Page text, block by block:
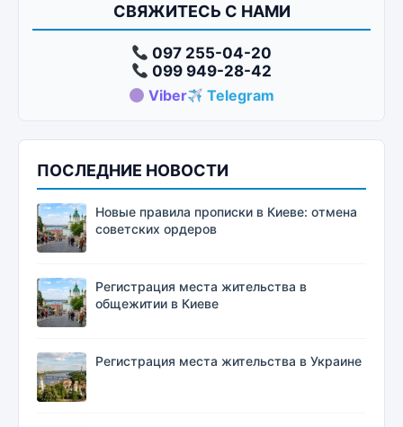
СВЯЖИТЕСЬ С НАМИ
097 255-04-20
099 949-28-42
Viber
Telegram
ПОСЛЕДНИЕ НОВОСТИ
Новые правила прописки в Киеве: отмена
советских ордеров
Регистрация места жительства в
общежитии в Киеве
Регистрация места жительства в Украине